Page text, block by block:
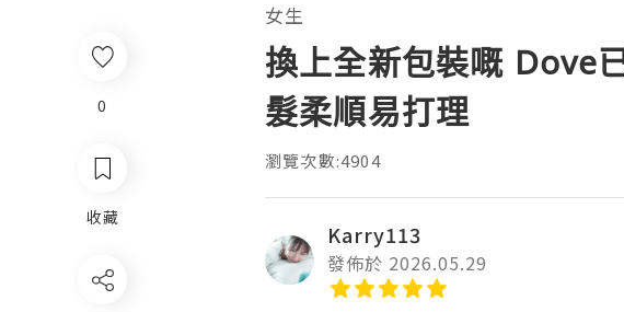
0
收藏
女生
換上全新包裝嘅 Dove
髮柔順易打理
瀏覽次數:4904
Karry113
發佈於 2026.05.29